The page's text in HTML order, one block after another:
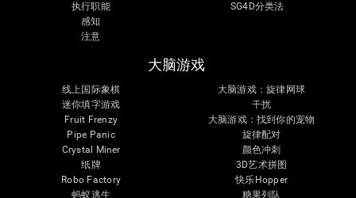
执行职能
感知
注意
SG4D分类法
大脑游戏
线上国际象棋
迷你填字游戏
Fruit Frenzy
Pipe Panic
Crystal Miner
纸牌
Robo Factory
蚂蚁逃生
大脑游戏：旋律网球
干扰
大脑游戏：找到你的宠物
旋律配对
颜色冲刺
3D艺术拼图
快乐Hopper
糖果列队